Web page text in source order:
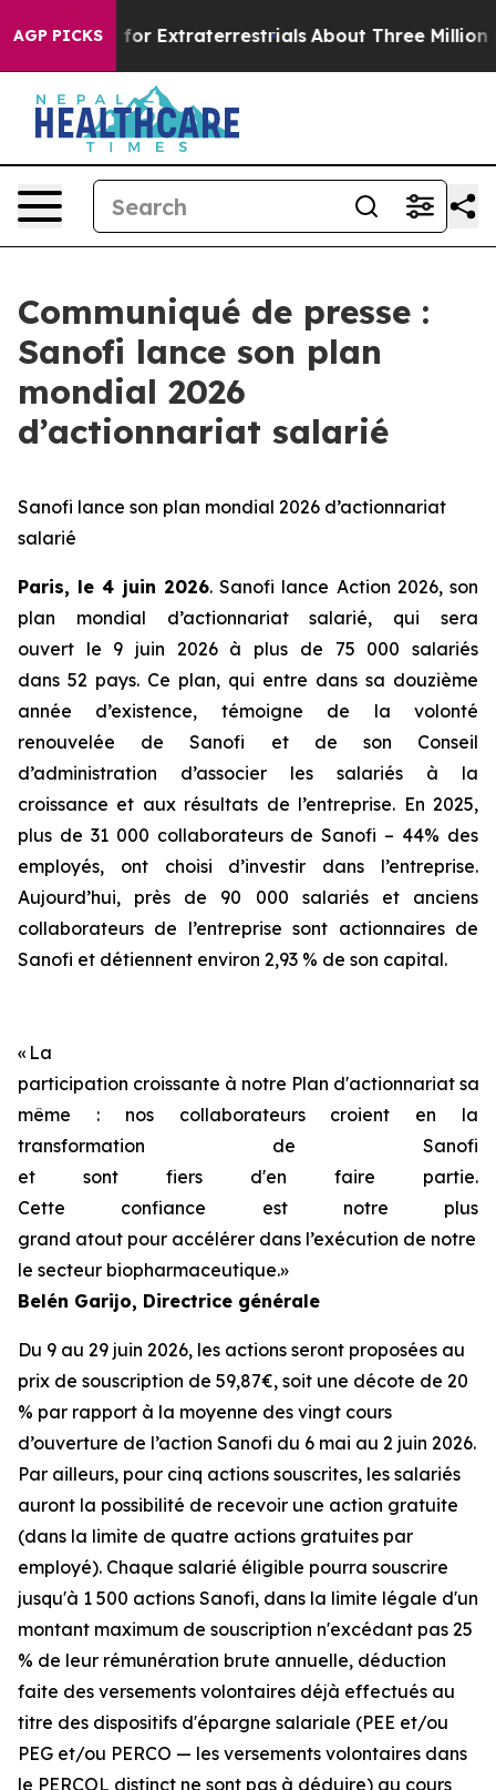
AGP PICKS
Hunt for Extraterrestrials About Three Million
Communiqué de presse :
Sanofi lance son plan
mondial 2026
d’actionnariat salarié
Sanofi lance son plan mondial 2026 d’actionnariat
salarié
Paris, le4 juin 2026. Sanofi lance Action 2026, son
plan mondial d’actionnariat salarié, qui sera
ouvert le 9 juin 2026 à plus de 75 000 salariés
dans 52 pays. Ce plan, qui entre dans sa douzième
année d’existence, témoigne de la volonté
renouvelée de Sanofi et de son Conseil
d’administration d’associer les salariés à la
croissance et aux résultats de l’entreprise. En 2025,
plus de 31 000 collaborateurs de Sanofi – 44% des
employés, ont choisi d’investir dans l’entreprise.
Aujourd’hui, près de 90 000 salariés et anciens
collaborateurs de l’entreprise sont actionnaires de
Sanofi et détiennent environ 2,93 % de son capital.
« La
participation croissante à notre Plan d'actionnariat
même : nos collaborateurs croient en la
transformation de Sanofi
et sont fiers d'en faire partie.
Cette confiance est notre plus
grand atout pour accélérer dans l’exécution de notre
le secteur biopharmaceutique.»
Belén Garijo, Directrice générale
Du 9 au 29 juin 2026, les actions seront proposées au
prix de souscription de 59,87€, soit une décote de 20
% par rapport à la moyenne des vingt cours
d’ouverture de l’action Sanofi du 6 mai au 2 juin 2026.
Par ailleurs, pour cinq actions souscrites, les salariés
auront la possibilité de recevoir une action gratuite
(dans la limite de quatre actions gratuites par
employé). Chaque salarié éligible pourra souscrire
jusqu'à 1 500 actions Sanofi, dans la limite légale d'un
montant maximum de souscription n'excédant pas 25
% de leur rémunération brute annuelle, déduction
faite des versements volontaires déjà effectués au
titre des dispositifs d'épargne salariale (PEE et/ou
PEG et/ou PERCO — les versements volontaires dans
le PERCOL distinct ne sont pas à déduire) au cours